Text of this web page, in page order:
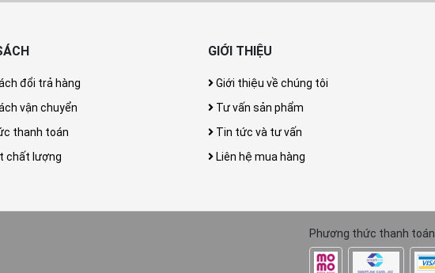
đổi trả hàng
vận chuyển
thanh toán
chất lượng
GIỚI THIỆU
Giới thiệu về chúng tôi
Tư vấn sản phẩm
Tin tức và tư vấn
Liên hệ mua hàng
Phương thức thanh toán